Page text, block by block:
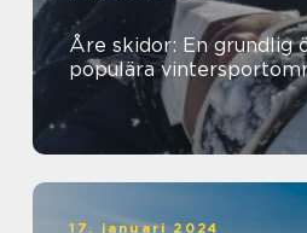
Åre skidor: En grundlig
populära
17. januari 2024